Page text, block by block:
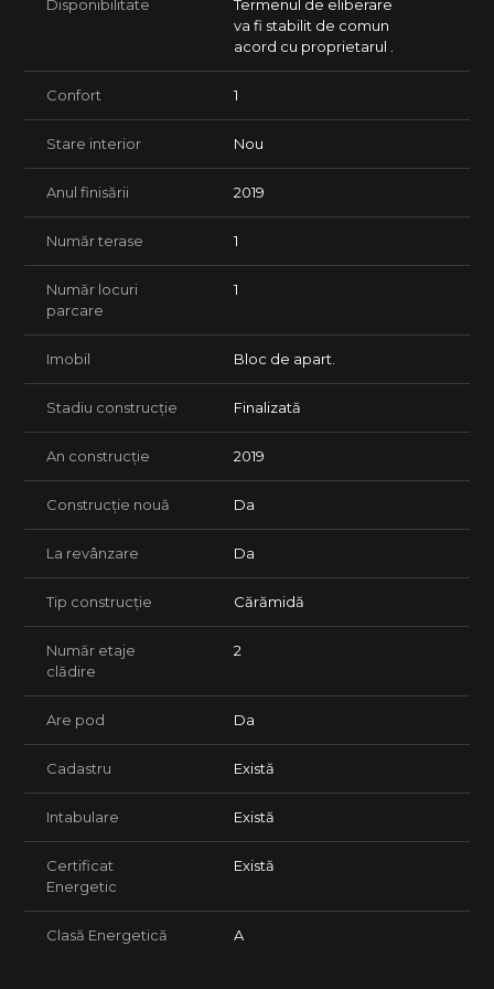
Disponibilitate
Termenul de eliberare
va fi stabilit de comun
acord cu proprietarul .
Confort 1
Stare interior Nou
Anul finisării 2019
Număr terase 1
Număr locuri
parcare
1
Imobil Bloc de apart.
Stadiu construcție Finalizată
An construcție 2019
Construcție nouă Da
La revânzare Da
Tip construcție Cărămidă
Număr etaje
clădire
2
Are pod Da
Cadastru Există
Intabulare Există
Certificat
Energetic
Există
Clasă Energetică A